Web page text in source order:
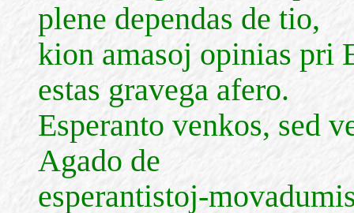
plene dependas de tio,
kion amasoj opinias pri
estas gravega afero.
Esperanto venkos, sed
Agado de
esperantistoj-